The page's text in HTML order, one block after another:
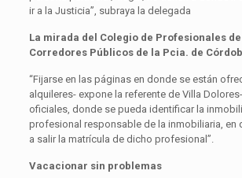
ir a la Justicia”, subraya la delegada
La mirada del Colegio de Profesionales
Corredores Públicos de la Pcia. de
“Fijarse en las páginas en donde se están
alquileres- expone la referente de Villa
oficiales, donde se pueda identificar la
profesional responsable de la inmobiliaria, en
a salir la matrícula de dicho profesional”.
Vacacionar sin problemas